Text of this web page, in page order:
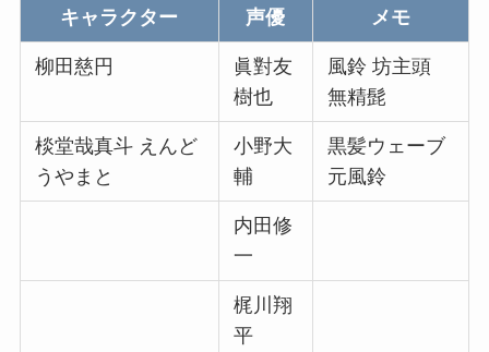
キャラクター 声優 メモ
柳田慈円
眞對友
樹也
風鈴 坊主頭
無精髭
棪堂哉真斗 えんど
うやまと
小野大
輔
黒髪ウェーブ
元風鈴
内田修
一
梶川翔
平